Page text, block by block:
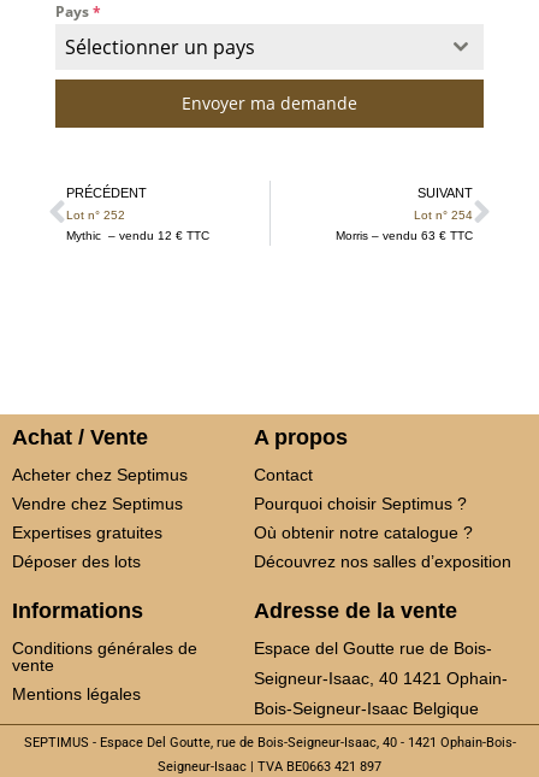
Pays*
Sélectionner un pays
Envoyer ma demande
PRÉCÉDENT
Lot n° 252
Mythic – vendu 12 € TTC
SUIVANT
Lot n° 254
Morris – vendu 63 € TTC
Achat / Vente
Acheter chez Septimus
Vendre chez Septimus
Expertises gratuites
Déposer des lots
A propos
Contact
Pourquoi choisir Septimus ?
Où obtenir notre catalogue ?
Découvrez nos salles d’exposition
Informations
Conditions générales de
vente
Mentions légales
Adresse de la vente
Espace del Goutte rue de Bois-
Seigneur-Isaac, 40 1421 Ophain-
Bois-Seigneur-Isaac Belgique
SEPTIMUS - Espace Del Goutte, rue de Bois-Seigneur-Isaac, 40 - 1421 Ophain-Bois-
Seigneur-Isaac | TVA BE0663 421 897